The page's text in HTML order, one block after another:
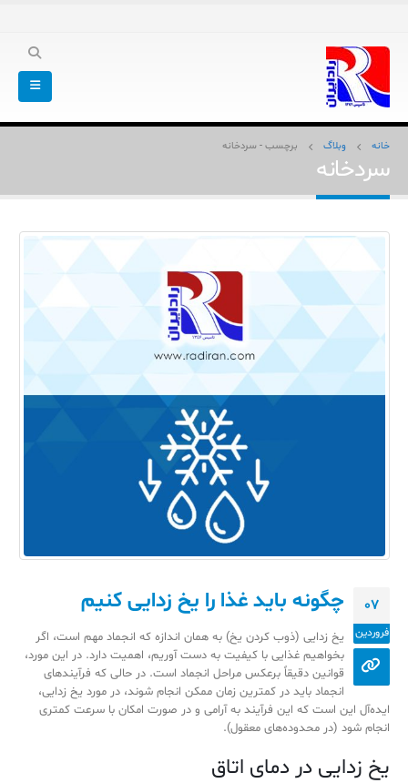
خانه وبلاگ برچسب - سردخانه
سردخانه
07
فروردین
چگونه باید غذا را یخ زدایی کنیم
یخ زدایی (ذوب کردن یخ) به همان اندازه که انجماد مهم است، اگر
بخواهیم غذایی با کیفیت به دست آوریم، اهمیت دارد. در این مورد،
قوانین دقیقاً برعکس مراحل انجماد است. در حالی که فرآیندهای
انجماد باید در کمترین زمان ممکن انجام شوند، در مورد یخ زدایی،
ایده‌آل این است که این فرآیند به آرامی و در صورت امکان با سرعت کمتری
انجام شود (در محدوده‌های معقول).
یخ زدایی در دمای اتاق